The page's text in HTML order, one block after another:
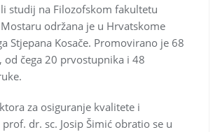
studij na Filozofskom fakultetu
održana je u Hrvatskome
Stjepana Kosače. Promovirano je 68
od čega 20 prvostupnika i 48
za osiguranje kvalitete i
dr. sc. Josip Šimić obratio se u